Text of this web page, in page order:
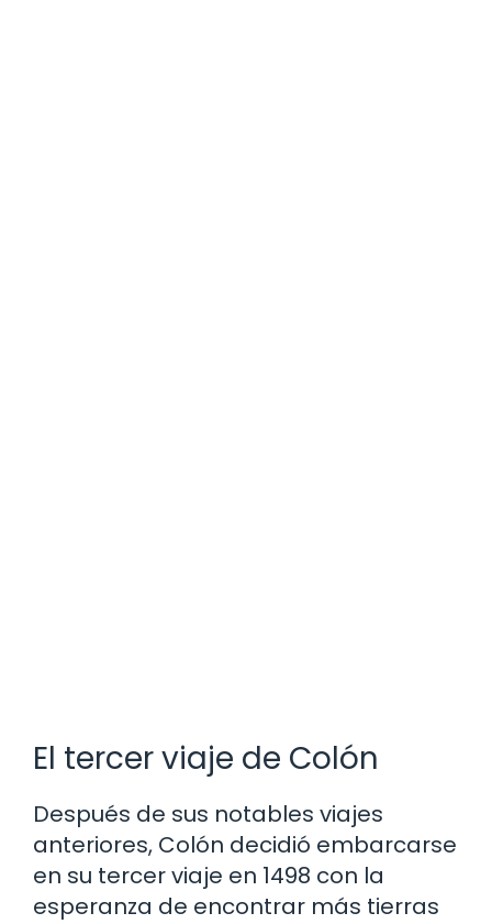
El tercer viaje de Colón
Después de sus notables viajes
anteriores, Colón decidió embarcarse
en su tercer viaje en 1498 con la
esperanza de encontrar más tierras